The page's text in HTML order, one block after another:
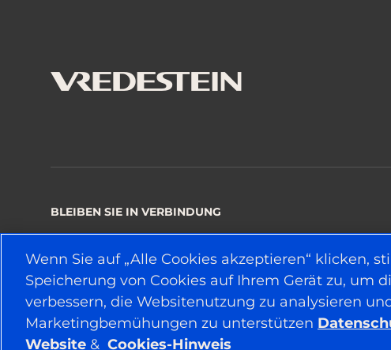
BLEIBEN SIE IN VERBINDUNG
Wenn Sie auf „Alle Cookies akzeptieren“ klicken,
Speicherung von Cookies auf Ihrem Gerät zu, um
verbessern, die Websitenutzung zu analysieren
Marketingbemühungen zu unterstützen
Website & Cookies-Hinweis